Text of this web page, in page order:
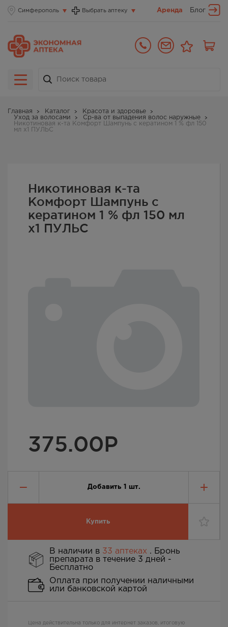
Симферополь Выбрать аптеку Аренда Блог
Главная Каталог
Красота и здоровье
Уход за волосами
Ср-ва от выпадения волос наружные
Никотиновая к-та Комфорт Шампунь с кератином 1 % фл 150
мл х1 ПУЛЬС
Никотиновая к-та
Комфорт Шампунь с
кератином 1 % фл 150 мл
х1 ПУЛЬС
375.00Р
Добавить 1 шт.
Купить
В наличии в 33 аптеках . Бронь
препарата в течение 3 дней -
Бесплатно
Оплата при получении наличными
или банковской картой
Цена действительна только для интернет заказов, итоговую